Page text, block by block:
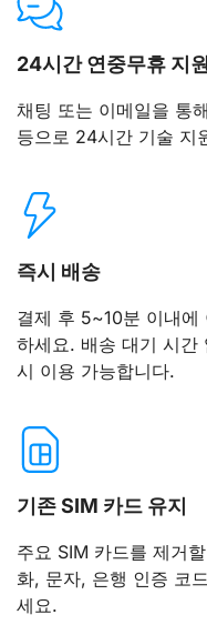
24시간 연중무휴 지원
채팅 또는 이메일을 통
등으로 24시간 기술 지
즉시 배송
결제 후 5~10분 이내에
하세요. 배송 대기 시간
시 이용 가능합니다.
기존 SIM 카드 유지
주요 SIM 카드를 제거
화, 문자, 은행 인증 코
세요.